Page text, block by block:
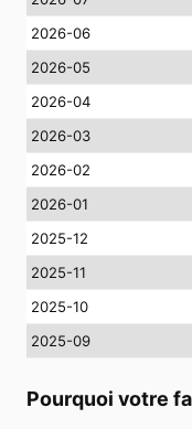
2026-06
2026-05
2026-04
2026-03
2026-02
2026-01
2025-12
2025-11
2025-10
2025-09
Pourquoi votre